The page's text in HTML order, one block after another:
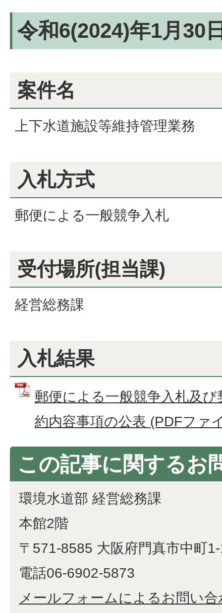
令和6(2024)年1月30
案件名
上下水道施設等維持管理業務
入札方式
郵便による一般競争入札
受付場所(担当課)
経営総務課
入札結果
郵便による一般競争入札及
約内容事項の公表 (PDFファ
この記事に関するお
環境水道部 経営総務課
本館2階
〒571-8585 大阪府門真市中町
電話06-6902-5873
メールフォームによるお問い合